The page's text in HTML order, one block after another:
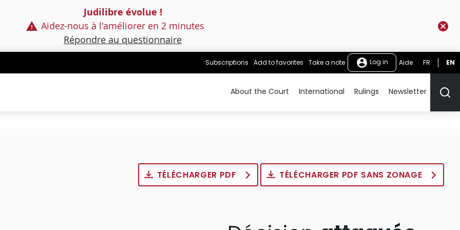
Judilibre évolue !
Aidez-nous à l'améliorer en 2 minutes
Répondre au questionnaire
Subscriptions Add to favorites Take a note Log in Aide FR EN
About the Court International Rulings Newsletter
TÉLÉCHARGER PDF TÉLÉCHARGER PDF SANS ZONAGE